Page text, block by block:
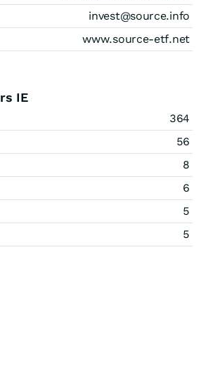
invest@source.info
www.source-etf.net
IE
364
56
8
6
5
5